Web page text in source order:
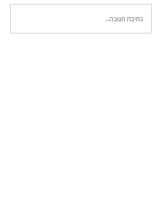
כתיבת תגובה...